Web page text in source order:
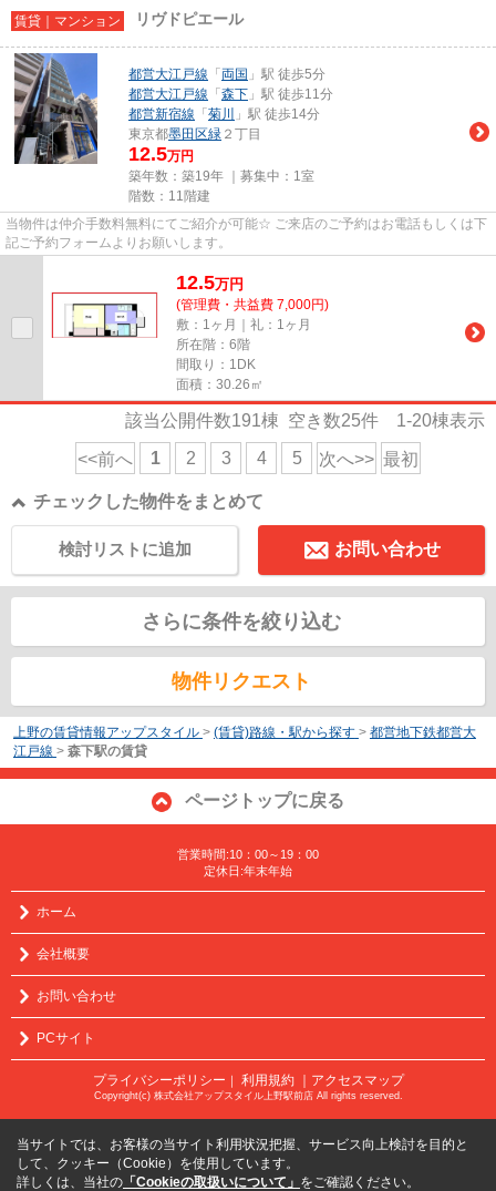
賃貸｜マンション リヴドピエール
都営大江戸線 「 両国 」駅 徒歩5分
都営大江戸線 「 森下 」駅 徒歩11分
都営新宿線 「 菊川
」駅 徒歩14分
東京都墨田区緑 ２丁目
12.5万円
築年数：築19年 ｜募集中： 1室
階数：11階建
当物件は仲介手数料無料にてご紹介が可能☆ ご来店のご予約はお電話もしくは下
記ご予約フォームよりお願いします。
12.5万円
(管理費・共益費 7,000円)
敷：1ヶ月｜礼：1ヶ月
所在階：6階
間取り：1DK
面積：30.26㎡
該当公開件数191棟 空き数25件 1-20棟表示
<<前へ 1 2 3 4 5 次へ>> 最初
チェックした物件をまとめて
お問い合わせ
検討リストに追加
さらに条件を絞り込む
物件リクエスト
上野の賃貸情報アップスタイル > (賃貸)路線・駅から探す > 都営地下鉄都営大
江戸線 > 森下駅の賃貸
ページトップに戻る
営業時間:10：00～19：00
定休日:年末年始
ホーム
会社概要
お問い合わせ
PCサイト
プライバシーポリシー ｜ 利用規約 ｜アクセスマップ
Copyright(c) 株式会社アップスタイル上野駅前店 All rights reserved.
当サイトでは、お客様の当サイト利用状況把握、サービス向上検討を目的と
して、クッキー（Cookie）を使用しています。
詳しくは、当社の 「Cookieの取扱いについて」 をご確認ください。